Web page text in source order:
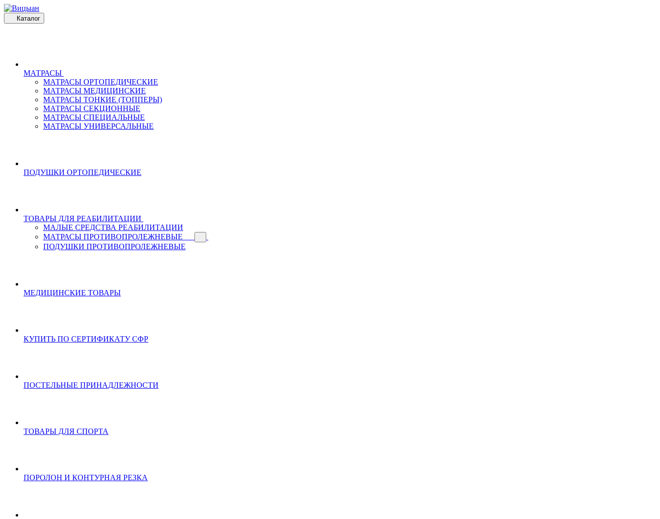
Каталог
МАТРАСЫ
МАТРАСЫ ОРТОПЕДИЧЕСКИЕ
МАТРАСЫ МЕДИЦИНСКИЕ
МАТРАСЫ ТОНКИЕ (ТОППЕРЫ)
МАТРАСЫ СЕКЦИОННЫЕ
МАТРАСЫ СПЕЦИАЛЬНЫЕ
МАТРАСЫ УНИВЕРСАЛЬНЫЕ
ПОДУШКИ ОРТОПЕДИЧЕСКИЕ
ТОВАРЫ ДЛЯ РЕАБИЛИТАЦИИ
МАЛЫЕ СРЕДСТВА РЕАБИЛИТАЦИИ
МАТРАСЫ ПРОТИВОПРОЛЕЖНЕВЫЕ
ПОДУШКИ ПРОТИВОПРОЛЕЖНЕВЫЕ
МЕДИЦИНСКИЕ ТОВАРЫ
КУПИТЬ ПО СЕРТИФИКАТУ СФР
ПОСТЕЛЬНЫЕ ПРИНАДЛЕЖНОСТИ
ТОВАРЫ ДЛЯ СПОРТА
ПОРОЛОН И КОНТУРНАЯ РЕЗКА